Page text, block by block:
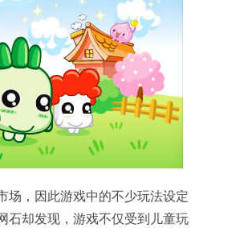
场，因此游戏中的不少玩法设定
石却发现，游戏不仅受到儿童玩